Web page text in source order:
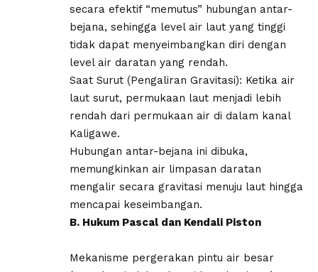
secara efektif “memutus” hubungan antar-
bejana, sehingga level air laut yang tinggi
tidak dapat menyeimbangkan diri dengan
level air daratan yang rendah.
​Saat Surut (Pengaliran Gravitasi): Ketika air
laut surut, permukaan laut menjadi lebih
rendah dari permukaan air di dalam kanal
Kaligawe.
Hubungan antar-bejana ini dibuka,
memungkinkan air limpasan daratan
mengalir secara gravitasi menuju laut hingga
mencapai keseimbangan.
B. Hukum Pascal dan Kendali Piston
​Mekanisme pergerakan pintu air besar